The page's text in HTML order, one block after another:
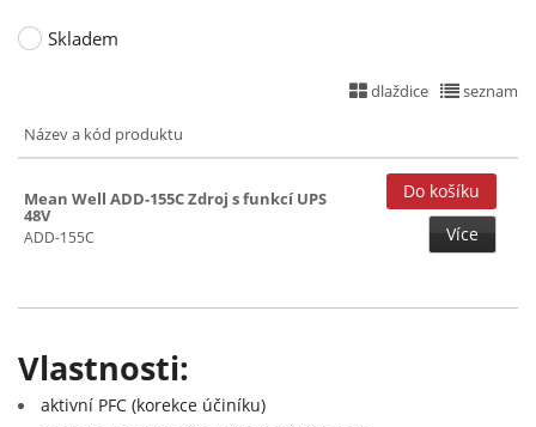
Skladem
dlaždice seznam
Název a kód produktu
Mean Well ADD-155C Zdroj s funkcí UPS
48V
ADD-155C Více
Vlastnosti:
aktivní PFC (korekce účiníku)